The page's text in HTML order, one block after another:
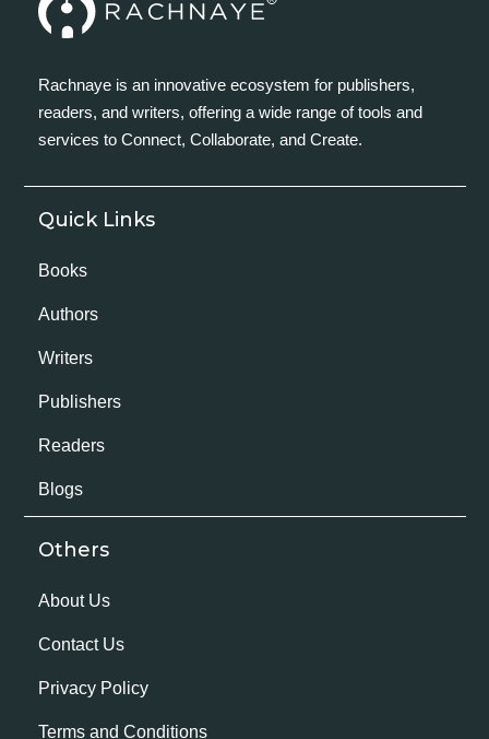
Rachnaye is an innovative ecosystem for publishers,
readers, and writers, offering a wide range of tools and
services to Connect, Collaborate, and Create.
Quick Links
Books
Authors
Writers
Publishers
Readers
Blogs
Others
About Us
Contact Us
Privacy Policy
Terms and Conditions